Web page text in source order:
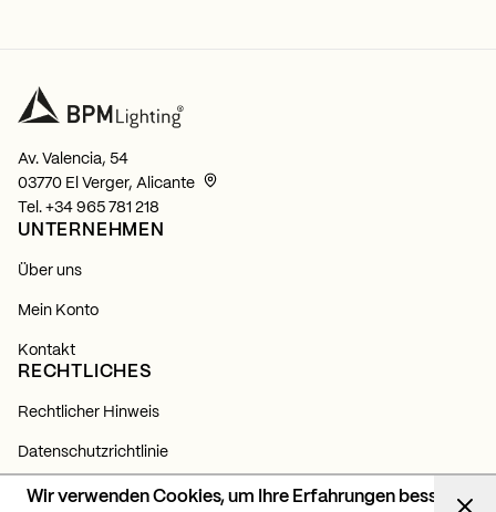
Wir verwenden Cookies, um Ihre Erfahrungen besser
Av. Valencia, 54
03770 El Verger, Alicante
Tel. +34 965 781 218
UNTERNEHMEN
Über uns
Mein Konto
Kontakt
RECHTLICHES
Rechtlicher Hinweis
Datenschutzrichtlinie
Cookie-Richtlinie